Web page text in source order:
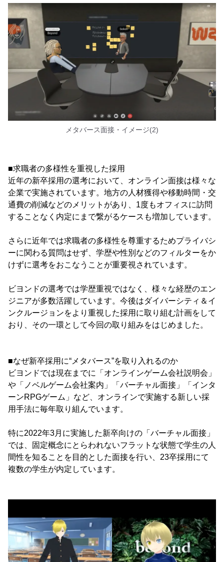
メタバース面接・イメージ(2)
■求職者の多様性を重視した採用
近年の新卒採用の選考において、オンライン面接は様々な
企業で実施されています。地方の人材獲得や移動時間・交
通費の削減などのメリットがあり、1度もオフィスに訪問
することなく内定にまで繋がるケースも増加しています。
さらに近年では求職者の多様性を尊重するためプライバシ
ーに関わる質問はせず、学歴や性別などのフィルターをか
けずに選考をおこなうことが重要視されています。
ビヨンドの選考では学歴重視ではなく、様々な経歴のエン
ジニアが多数活躍しています。今後はダイバーシティ＆イ
ンクルージョンをより重視した採用に取り組む計画をして
おり、その一環として今回の取り組みをはじめました。
■なぜ新卒採用に“メタバース”を取り入れるのか
ビヨンドでは現在までに「オンラインゲーム会社説明会」
や「ノベルゲーム会社案内」「バーチャル面接」「インタ
ーンRPGゲーム」など、オンラインで実施する新しい採
用手法に毎年取り組んでいます。
特に2022年3月に実施した新卒向けの「バーチャル面接」
では、固定概念にとらわれないフラットな状態で学生の人
間性を知ることを目的とした面接を行い、23卒採用にて
複数の学生が内定しています。